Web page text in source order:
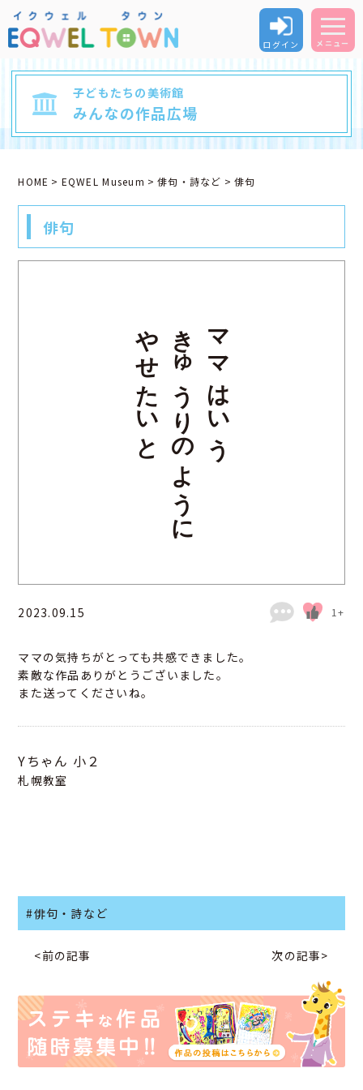
ログイン メニュー
子どもたちの美術館
みんなの作品広場
HOME EQWEL Museum 俳句・詩など 俳句
俳句
ママはいう
きゅうりのように
やせたいと
2023.09.15 1+
ママの気持ちがとっても共感できました。
素敵な作品ありがとうございました。
また送ってくださいね。
Yちゃん 小２
札幌教室
#俳句・詩など
<前の記事 次の記事>